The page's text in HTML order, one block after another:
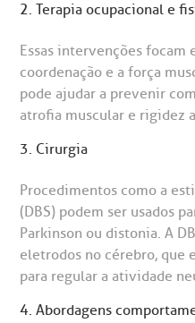
2. Terapia ocupacional e
Essas intervenções focam
coordenação e a força
pode ajudar a prevenir
atrofia muscular e rigidez
3. Cirurgia
Procedimentos como a
(DBS) podem ser usados
Parkinson ou distonia. A
eletrodos no cérebro, que
para regular a atividade
4. Abordagens